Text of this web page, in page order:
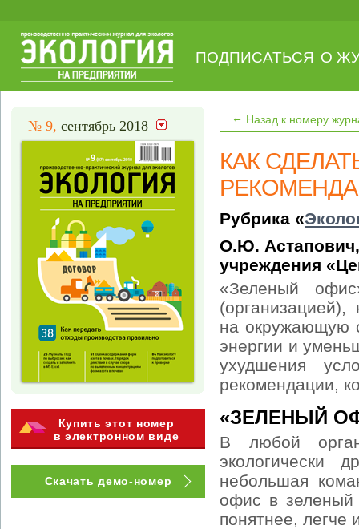
ПОДПИСАТЬСЯ О
№ 9, сентябрь 2018
Купить этот номер
в электронном виде
Скачать демо-номер
← Назад к номеру
КАК
Рубрика «
О.Ю.
учреждения
«Зеленый
(организацией),
на окружающую
энергии и
ухудшения
рекомендации,
«ЗЕЛЕНЫЙ
В любой
экологически
небольшая
офис в
понятнее, легче